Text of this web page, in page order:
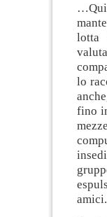
lotta
lo
fino
amici.